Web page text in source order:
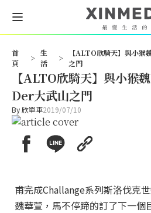
首
頁
>
生
活
>
【ALTO欣騎天】與小猴
之門
【ALTO欣騎天】與小猴
Der大武山之門
By欣單車2019/07/10
甫完成Challange系列斯洛伐克
魏華萱，馬不停蹄的訂了下一個